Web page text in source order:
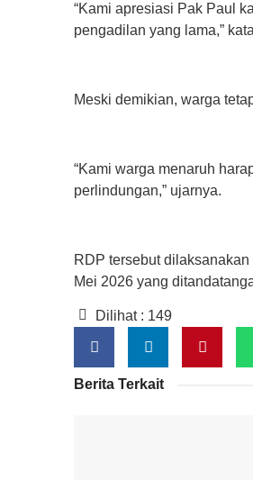
‎“Kami apresiasi Pak Paul
pengadilan yang lama,”
‎Meski demikian, warga
‎“Kami warga menaruh
perlindungan,” ujarnya.
‎RDP tersebut
Mei 2026 yang
Dilihat : 149
Berita Terkait